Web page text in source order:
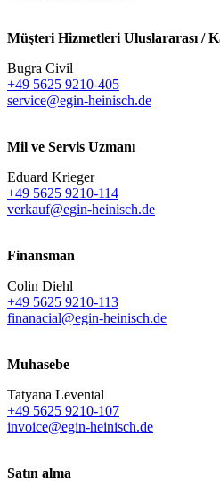
Müşteri Hizmetleri Uluslararası /
Bugra Civil
+49 5625 9210-405
service@egin-heinisch.de
Mil ve Servis Uzmanı
Eduard Krieger
+49 5625 9210-114
verkauf@egin-heinisch.de
Finansman
Colin Diehl
+49 5625 9210-113
finanacial@egin-heinisch.de
Muhasebe
Tatyana Levental
+49 5625 9210-107
invoice@egin-heinisch.de
Satın alma